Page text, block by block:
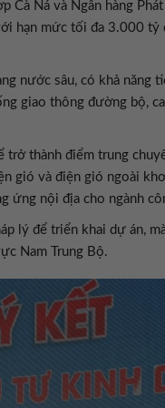
Cà Ná và Ngân hàng
hạn mức tối đa 3.000
nước sâu, có khả
giao thông đường bộ,
trở thành điểm trung
gió và điện gió ngoài
ứng nội địa cho ngành
lý để triển khai dự án,
Nam Trung Bộ.